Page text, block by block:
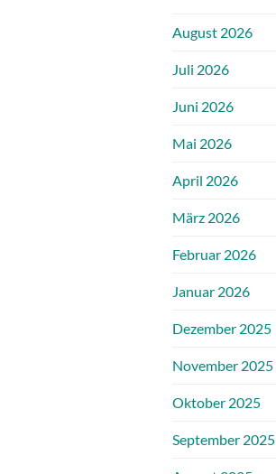
August 2026
Juli 2026
Juni 2026
Mai 2026
April 2026
März 2026
Februar 2026
Januar 2026
Dezember 2025
November 2025
Oktober 2025
September 2025